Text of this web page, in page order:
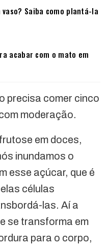
vaso? Saiba como plantá-la
acabar com o mato em
precisa comer cinco
moderação.
em doces,
inundamos o
esse açúcar, que é
células
las. Aí a
se transforma em
para o corpo,